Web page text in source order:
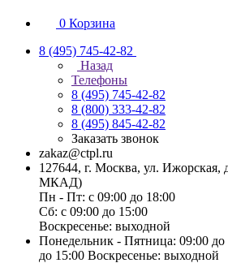
0 Корзина
8 (495) 745-42-82
Назад
Телефоны
8 (495) 745-42-82
8 (800) 333-42-82
8 (495) 845-42-82
Заказать звонок
zakaz@ctpl.ru
127644, г. Москва, ул. Ижорская,
МКАД)
Пн - Пт: с 09:00 до 18:00
Сб: с 09:00 до 15:00
Воскресенье: выходной
Понедельник - Пятница: 09:00 до
до 15:00 Воскресенье: выходной